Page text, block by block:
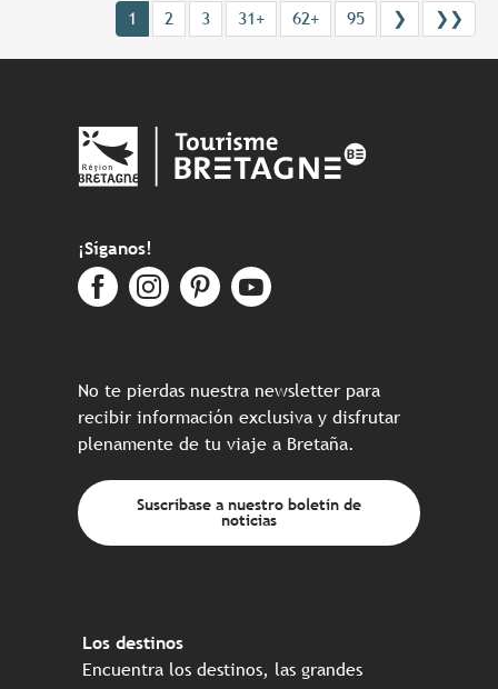
1 2 3 31+ 62+ 95 ❯ ❯❯
¡Síganos!
No te pierdas nuestra newsletter para
recibir información exclusiva y disfrutar
plenamente de tu viaje a Bretaña.
Suscríbase a nuestro boletín de
noticias
Los destinos
Encuentra los destinos, las grandes